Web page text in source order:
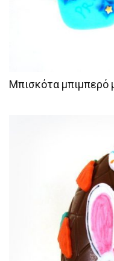
Μπισκότα μπιμπερό